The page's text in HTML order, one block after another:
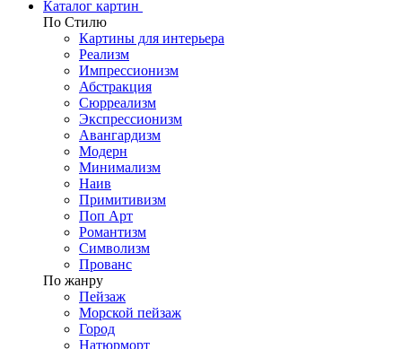
Каталог картин
По Стилю
Картины для интерьера
Реализм
Импрессионизм
Абстракция
Сюрреализм
Экспрессионизм
Авангардизм
Модерн
Минимализм
Наив
Примитивизм
Поп Арт
Романтизм
Символизм
Прованс
По жанру
Пейзаж
Морской пейзаж
Город
Натюрморт